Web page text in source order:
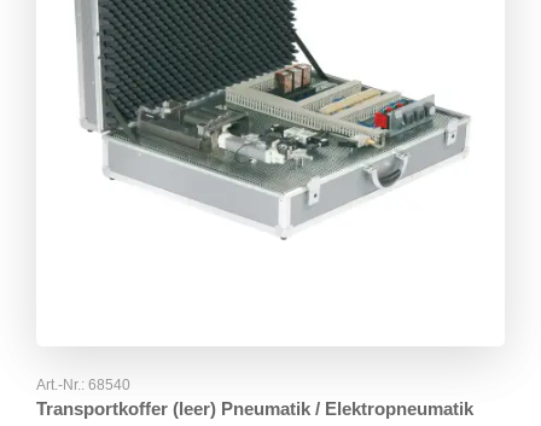
Art.-Nr.: 68540
Transportkoffer (leer) Pneumatik / Elektropneumatik